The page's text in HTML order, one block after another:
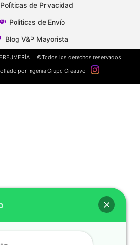
Polìticas de Privacidad
Polìticas de Envío
Blog V&P Mayorista
| ©Todos los derechos reservados
por Ingenia Grupo Creativo